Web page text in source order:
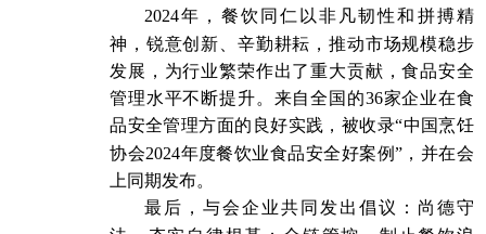
2024年，餐饮同仁以非凡韧性和拼搏精
神，锐意创新、辛勤耕耘，推动市场规模稳步
发展，为行业繁荣作出了重大贡献，食品安全
管理水平不断提升。来自全国的36家企业在食
品安全管理方面的良好实践，被收录“中国烹饪
协会2024年度餐饮业食品安全好案例”，并在会
上同期发布。
最后，与会企业共同发出倡议：尚德守